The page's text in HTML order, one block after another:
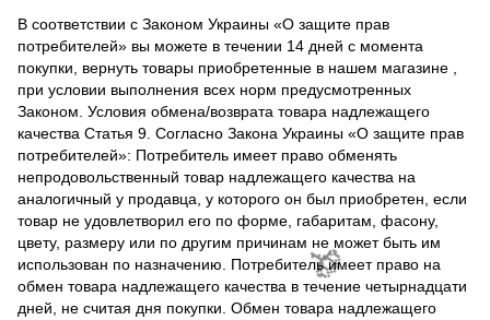
В соответствии с Законом Украины «О защите прав
потребителей» вы можете в течении 14 дней с момента
покупки, вернуть товары приобретенные в нашем магазине ,
при условии выполнения всех норм предусмотренных
Законом. Условия обмена/возврата товара надлежащего
качества Статья 9. Согласно Закона Украины «О защите прав
потребителей»: Потребитель имеет право обменять
непродовольственный товар надлежащего качества на
аналогичный у продавца, у которого он был приобретен, если
товар не удовлетворил его по форме, габаритам, фасону,
цвету, размеру или по другим причинам не может быть им
использован по назначению. Потребитель имеет право на
обмен товара надлежащего качества в течение четырнадцати
дней, не считая дня покупки. Обмен товара надлежащего
🌹
🌹